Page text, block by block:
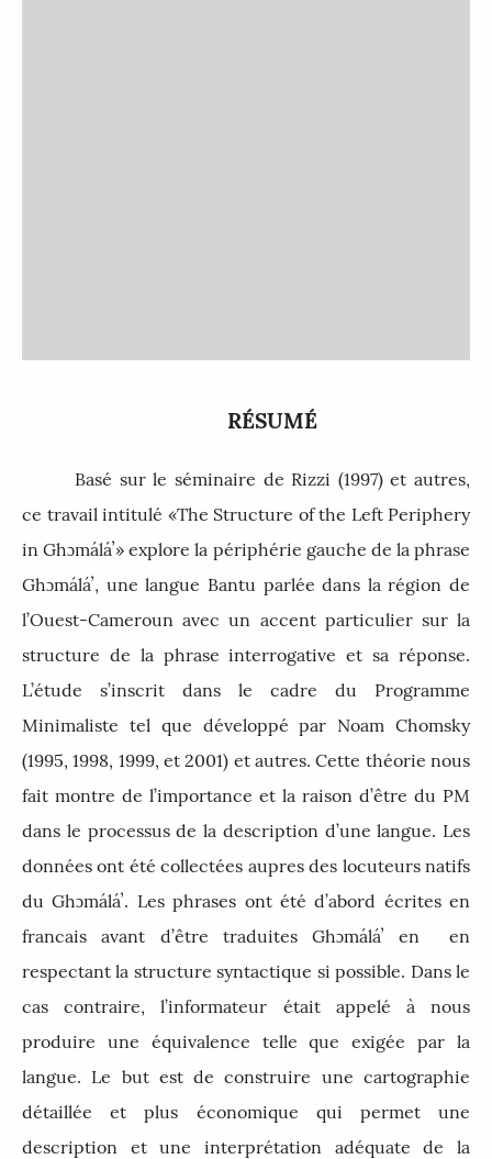
RÉSUMÉ
Basé sur le séminaire de Rizzi (1997) et autres,
ce travail intitulé «The Structure of the Left Periphery
in Ghɔmáláʼ» explore la périphérie gauche de la phrase
Ghɔmáláʼ, une langue Bantu parlée dans la région de
l’Ouest-Cameroun avec un accent particulier sur la
structure de la phrase interrogative et sa réponse.
L’étude s’inscrit dans le cadre du Programme
Minimaliste tel que développé par Noam Chomsky
(1995, 1998, 1999, et 2001) et autres. Cette théorie nous
fait montre de l’importance et la raison d’être du PM
dans le processus de la description d’une langue. Les
données ont été collectées aupres des locuteurs natifs
du Ghɔmáláʼ. Les phrases ont été d’abord écrites en
francais avant d’être traduites Ghɔmáláʼ en en
respectant la structure syntactique si possible. Dans le
cas contraire, l’informateur était appelé à nous
produire une équivalence telle que exigée par la
langue. Le but est de construire une cartographie
détaillée et plus économique qui permet une
description et une interprétation adéquate de la